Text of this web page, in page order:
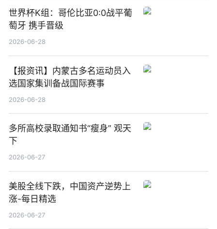
世界杯K组：哥伦比亚0:0战平葡
萄牙 携手晋级
2026-06-28
【报资讯】内蒙古多名运动员入
选国家集训备战国际赛事
2026-06-28
多所高校录取通知书“瘦身” 观天
下
2026-06-27
美股全线下跌，中国资产逆势上
涨-每日精选
2026-06-27